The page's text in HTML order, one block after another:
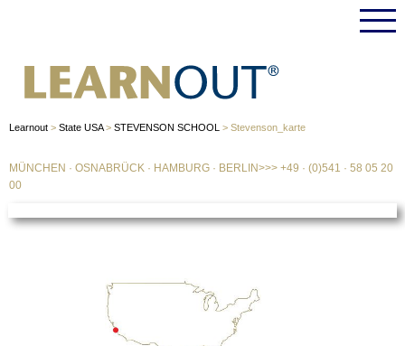
Learnout > State USA> STEVENSON SCHOOL > Stevenson_karte
MÜNCHEN · OSNABRÜCK · HAMBURG · BERLIN>>> +49 · (0)541 · 58 05 20
00